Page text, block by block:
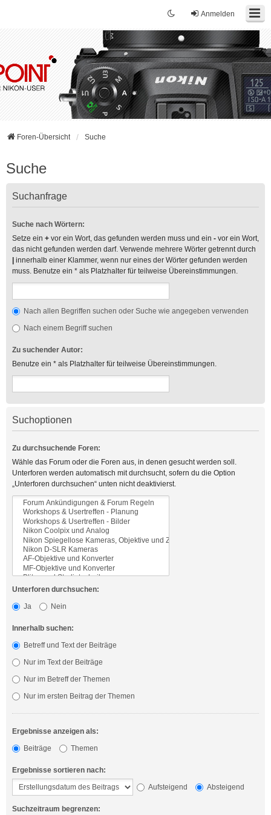
Anmelden
Foren-Übersicht Suche
Suche
Suchanfrage
Suche nach Wörtern:
Setze ein + vor ein Wort, das gefunden werden muss und ein - vor ein Wort,
das nicht gefunden werden darf. Verwende mehrere Wörter getrennt durch
innerhalb einer Klammer, wenn nur eines der Wörter gefunden werden
muss. Benutze ein * als Platzhalter für teilweise Übereinstimmungen.
Nach allen Begriffen suchen oder Suche wie angegeben verwenden
Nach einem Begriff suchen
Zu suchender Autor:
Benutze ein * als Platzhalter für teilweise Übereinstimmungen.
Suchoptionen
Zu durchsuchende Foren:
Wähle das Forum oder die Foren aus, in denen gesucht werden soll.
Unterforen werden automatisch mit durchsucht, sofern du die Option
„Unterforen durchsuchen“ unten nicht deaktivierst.
Unterforen durchsuchen:
Ja
Nein
Innerhalb suchen:
Betreff und Text der Beiträge
Nur im Text der Beiträge
Nur im Betreff der Themen
Nur im ersten Beitrag der Themen
Ergebnisse anzeigen als:
Beiträge
Themen
Ergebnisse sortieren nach:
Aufsteigend
Absteigend
Suchzeitraum begrenzen: